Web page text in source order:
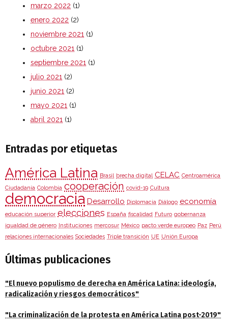
marzo 2022 (1)
enero 2022 (2)
noviembre 2021 (1)
octubre 2021 (1)
septiembre 2021 (1)
julio 2021 (2)
junio 2021 (2)
mayo 2021 (1)
abril 2021 (1)
Entradas por etiquetas
América Latina Brasil brecha digital CELAC Centroamérica
Ciudadanía Colombia cooperación covid-19 Cultura
democracia Desarrollo Diplomacia Diálogo economía
educación superior elecciones España fiscalidad Futuro gobernanza
igualdad de género
Instituciones mercosur México pacto verde europeo Paz Perú
relaciones internacionales Sociedades Triple transición UE Unión Europa
Últimas publicaciones
"El nuevo populismo de derecha en América Latina: ideología,
radicalización y riesgos democráticos"
"La criminalización de la protesta en América Latina post-2019"